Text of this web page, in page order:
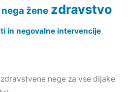
žene zdravstvo
in negovalne intervencije
nege za vse dijake